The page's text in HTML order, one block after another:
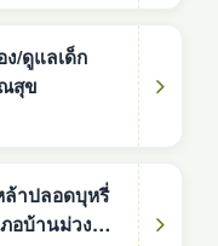
/ดูแลเด็ก
สุข
ล้าปลอดบุหรี่